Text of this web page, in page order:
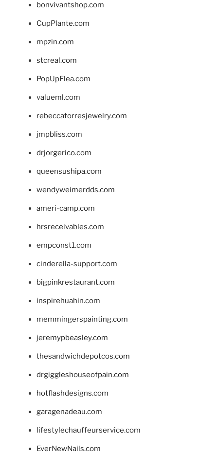
bonvivantshop.com
CupPlante.com
mpzin.com
stcreal.com
PopUpFlea.com
valueml.com
rebeccatorresjewelry.com
jmpbliss.com
drjorgerico.com
queensushipa.com
wendyweimerdds.com
ameri-camp.com
hrsreceivables.com
empconst1.com
cinderella-support.com
bigpinkrestaurant.com
inspirehuahin.com
memmingerspainting.com
jeremypbeasley.com
thesandwichdepotcos.com
drgiggleshouseofpain.com
hotflashdesigns.com
garagenadeau.com
lifestylechauffeurservice.com
EverNewNails.com